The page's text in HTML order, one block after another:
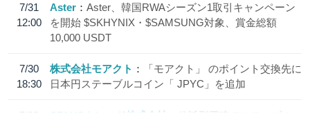
7/31
12:00
Aster
Aster、韓国RWAシーズン1取引キャンペーン
を開始 $SKHYNIX・$SAMSUNG対象、賞金総額
10,000 USDT
7/30
18:30
株式会社モアクト
「モアクト」 のポイント交換先に
日本円ステーブルコイン「 JPYC」を追加
7/29
SBI VCトレード株式会社
信託型円建てステーブル